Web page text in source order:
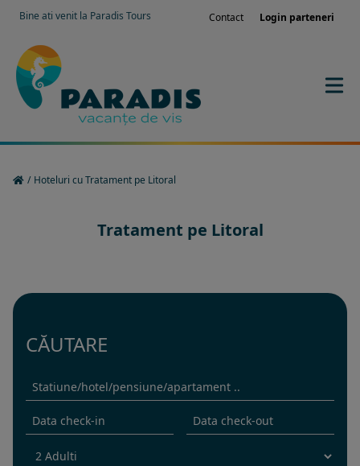
Bine ati venit la Paradis Tours Contact Login parteneri
/ Hoteluri cu Tratament pe Litoral
Tratament pe Litoral
CĂUTARE